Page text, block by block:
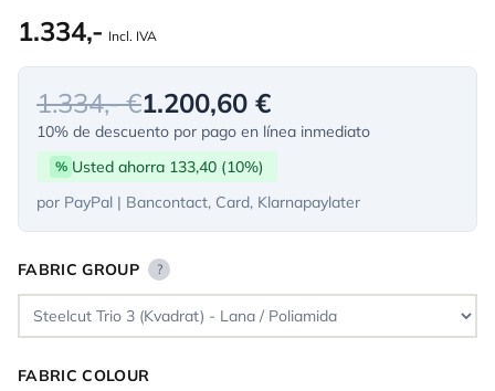
1.334,- Incl. IVA
1.334,- €1.200,60 €
10% de descuento por pago en línea inmediato
% Usted ahorra 133,40 (10%)
por PayPal | Bancontact, Card, Klarnapaylater
FABRIC GROUP ?
FABRIC COLOUR